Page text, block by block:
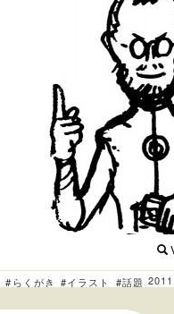
#らくがき #イラスト #話題